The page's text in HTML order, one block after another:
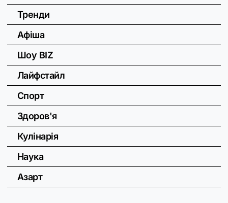
Тренди
Афіша
Шоу BIZ
Лайфстайл
Спорт
Здоров'я
Кулінарія
Наука
Азарт